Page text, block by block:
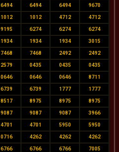
6494 6494 6494 9670
1012 1012 4712 4712
9195 6274 6274 6274
1934 1934 1934 3015
7468 7468 2492 2492
2579 0435 0435 0435
0646 0646 0646 8711
6739 6739 1777 1777
8517 8975 8975 8975
9087 9087 9087 3966
4701 4701 5950 5950
0716 4262 4262 4262
6766 6766 6766 7005